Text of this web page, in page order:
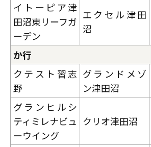
イトーピア津
田沼東リーフガ
ーデン
エクセル津田
沼
か行
クテスト習志
野
グランドメゾ
ン津田沼
グランヒルシ
ティミレナビュ
ーウイング
クリオ津田沼